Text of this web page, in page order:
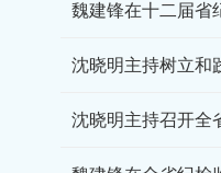
魏建锋在十二届省
沈晓明主持召开全